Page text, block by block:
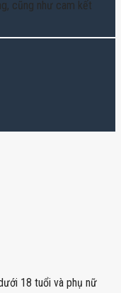
cũng như cam kết
18 tuổi và phụ nữ